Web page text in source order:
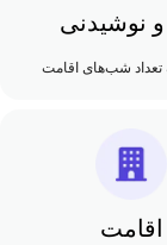
و نوشیدنی
تعداد شب‌های اقامت
اقامت